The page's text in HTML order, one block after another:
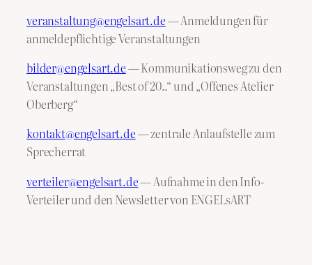
veranstaltung@engelsart.de— Anmeldungen für
anmeldepflichtige Veranstaltungen
bilder@engelsart.de— Kommunikationsweg zu den
Veranstaltungen „Best of 20..“ und „Offenes Atelier
Oberberg“
kontakt@engelsart.de— zentrale Anlaufstelle zum
Sprecherrat
verteiler@engelsart.de— Aufnahme in den Info-
Verteiler und den Newsletter von ENGELsART